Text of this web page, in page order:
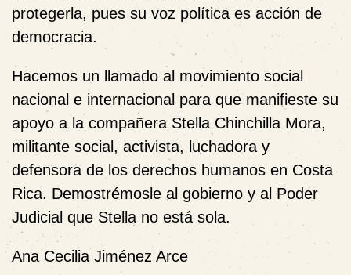
protegerla, pues su voz política es acción de
democracia.
Hacemos un llamado al movimiento social
nacional e internacional para que manifieste su
apoyo a la compañera Stella Chinchilla Mora,
militante social, activista, luchadora y
defensora de los derechos humanos en Costa
Rica. Demostrémosle al gobierno y al Poder
Judicial que Stella no está sola.
Ana Cecilia Jiménez Arce